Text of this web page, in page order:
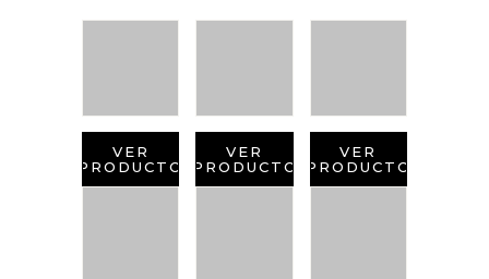
VER
PRODUCTO
VER
PRODUCTO
VER
PRODUCTO